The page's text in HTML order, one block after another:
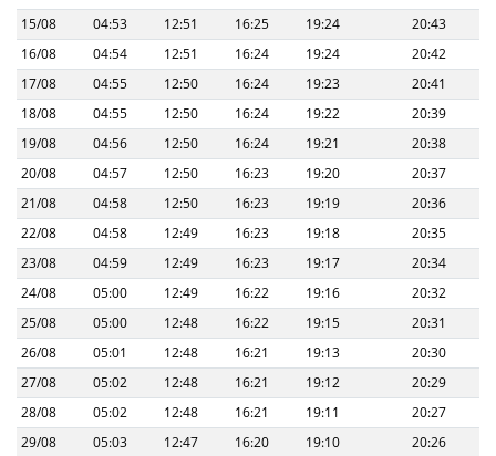
15/08
04:53 12:51 16:25 19:24
20:43
16/08
04:54 12:51 16:24 19:24
20:42
17/08
04:55 12:50 16:24 19:23
20:41
18/08
04:55 12:50 16:24 19:22
20:39
19/08
04:56 12:50 16:24 19:21
20:38
20/08
04:57 12:50 16:23 19:20
20:37
21/08
04:58 12:50 16:23 19:19
20:36
22/08
04:58 12:49 16:23 19:18
20:35
23/08
04:59 12:49 16:23 19:17
20:34
24/08
05:00 12:49 16:22 19:16
20:32
25/08
05:00 12:48 16:22 19:15
20:31
26/08
05:01 12:48 16:21 19:13
20:30
27/08
05:02 12:48 16:21 19:12
20:29
28/08
05:02 12:48 16:21 19:11
20:27
29/08
05:03 12:47 16:20 19:10
20:26